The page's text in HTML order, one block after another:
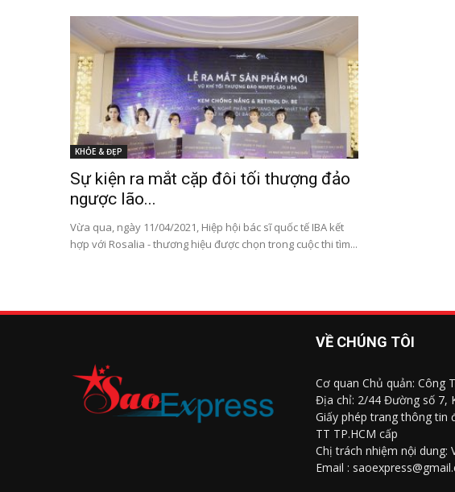
KHỎE & ĐẸP
Sự kiện ra mắt cặp đôi tối thượng đảo
ngược lão...
Vừa qua, ngày 11/04/2021, Hiệp hội bác sĩ quốc tế IBA kết
hợp với Rosalia - thương hiệu được chọn trong cuộc thi tìm...
VỀ CHÚNG TÔI
Cơ quan Chủ quản: Công
Địa chỉ: 2/44 Đường số 7,
Giấy phép trang thông tin
TT TP.HCM cấp
Chị trách nhiệm nội dung:
Email :